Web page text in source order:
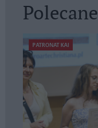
Polecane
PATRONAT KAI